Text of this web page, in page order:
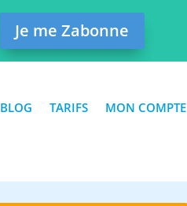
Je me Zabonne
BLOG TARIFS MON COMPTE